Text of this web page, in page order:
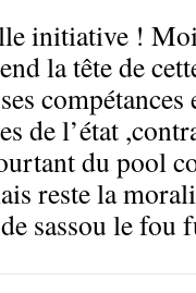
initiative !
la tête de
de l’état
du pool
reste la
sassou le